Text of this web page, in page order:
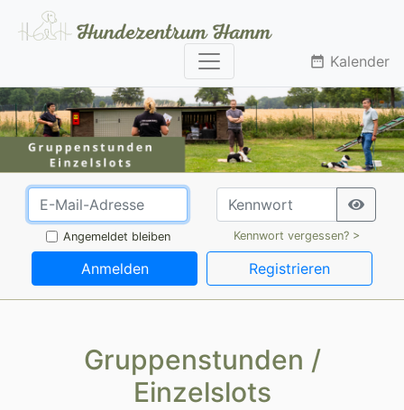
date_range Kalender
Angemeldet bleiben Kennwort vergessen? >
Anmelden Registrieren
Gruppenstunden /
Einzelslots